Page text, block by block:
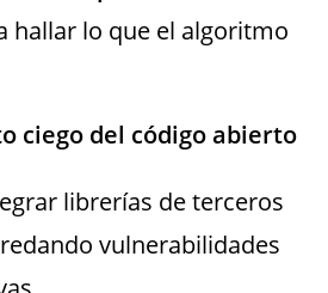
hallar lo que el algoritmo
ciego del código abierto
librerías de terceros
vulnerabilidades